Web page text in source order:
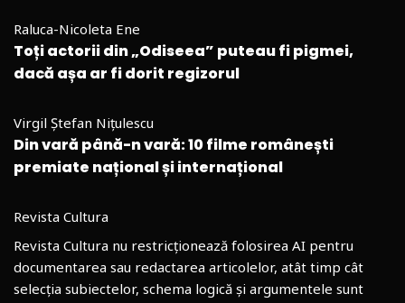
Raluca-Nicoleta Ene
Toți actorii din „Odiseea” puteau fi pigmei,
dacă așa ar fi dorit regizorul
Virgil Ștefan Nițulescu
Din vară până-n vară: 10 filme românești
premiate național și internațional
Revista Cultura
Revista Cultura nu restricționează folosirea AI pentru
documentarea sau redactarea articolelor, atât timp cât
selecția subiectelor, schema logică și argumentele sunt